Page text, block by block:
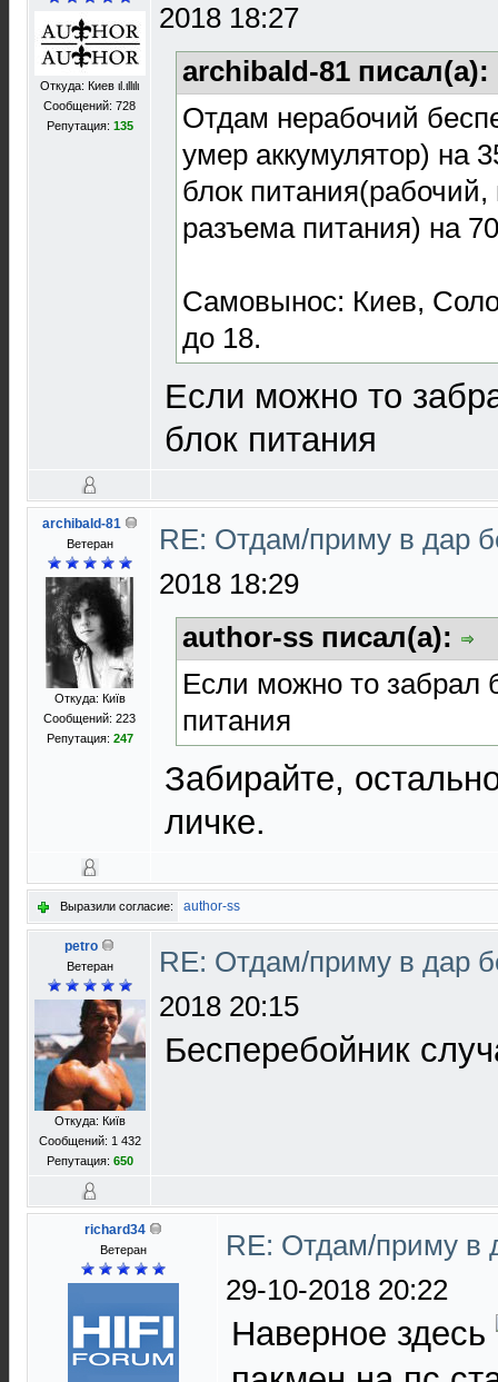
Откуда: Киев ιl.ιllιlι
Сообщений: 728
Репутация: 135
2018 18:27
archibald-81 писал(а):
Отдам нерабочий
умер аккумулятор) на
блок
разъема питания) на
Самовынос: Киев,
до 18.
Если можно то
блок питания
archibald-81
Ветеран
Откуда: Київ
Сообщений: 223
Репутация: 247
RE: Отдам/приму в дар
2018 18:29
author-ss писал(а):
Если можно то забрал
питания
Забирайте,
личке.
Выразили согласие: author-ss
petro
Ветеран
Откуда: Київ
Сообщений: 1 432
Репутация: 650
RE: Отдам/приму в дар
2018 20:15
Бесперебойник
richard34
Ветеран
RE: Отдам/приму в
29-10-2018 20:22
Наверное здесь